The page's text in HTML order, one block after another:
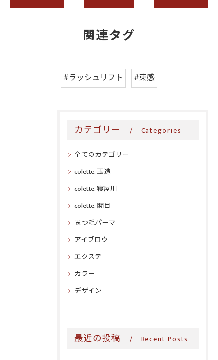
関連タグ
#ラッシュリフト #束感
カテゴリー Categories
全てのカテゴリー
colette. 玉造
colette. 寝屋川
colette. 関目
まつ毛パーマ
アイブロウ
エクステ
カラー
デザイン
最近の投稿 Recent Posts